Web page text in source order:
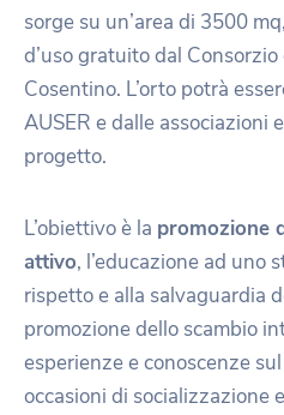
sorge su un’area di 3500
d’uso gratuito dal
Cosentino. L’orto potrà
AUSER e dalle associazioni
progetto.
L’obiettivo è la promozione
attivo, l’educazione ad uno
rispetto e alla salvaguardia
promozione dello scambio
esperienze e conoscenze
occasioni di socializzazione